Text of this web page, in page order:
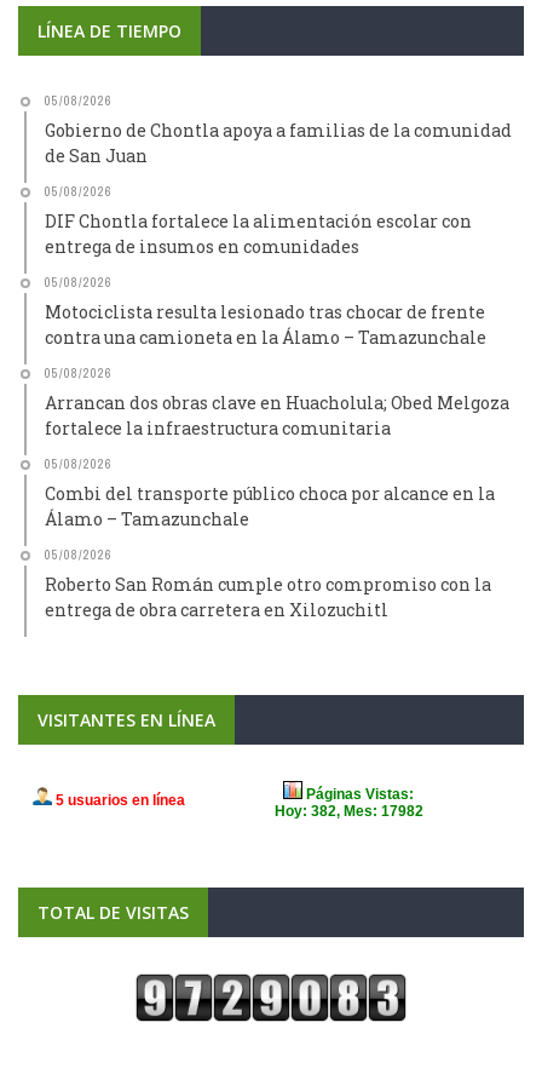
LÍNEA DE TIEMPO
05/08/2026
Gobierno de Chontla apoya a familias de la comunidad
de San Juan
05/08/2026
DIF Chontla fortalece la alimentación escolar con
entrega de insumos en comunidades
05/08/2026
Motociclista resulta lesionado tras chocar de frente
contra una camioneta en la Álamo – Tamazunchale
05/08/2026
Arrancan dos obras clave en Huacholula; Obed Melgoza
fortalece la infraestructura comunitaria
05/08/2026
Combi del transporte público choca por alcance en la
Álamo – Tamazunchale
05/08/2026
Roberto San Román cumple otro compromiso con la
entrega de obra carretera en Xilozuchitl
VISITANTES EN LÍNEA
TOTAL DE VISITAS